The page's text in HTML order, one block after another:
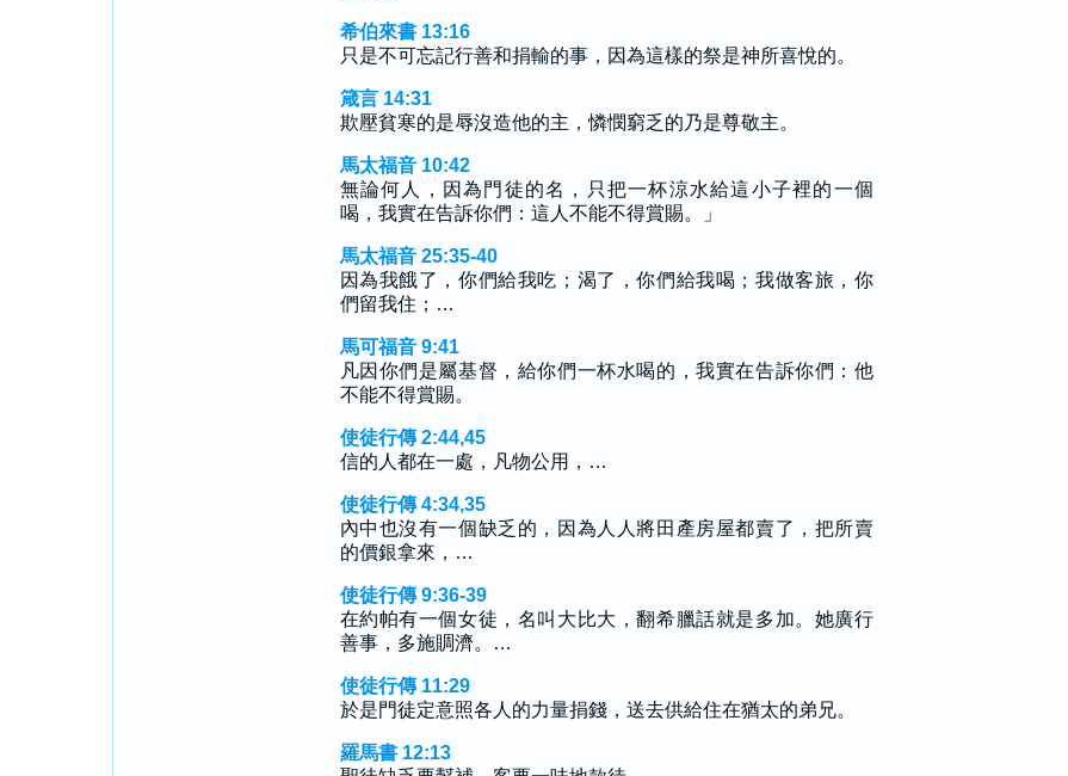
希伯來書 13:16
只是不可忘記行善和捐輸的事，因為這樣的祭是神所喜悅的。
箴言 14:31
欺壓貧寒的是辱沒造他的主，憐憫窮乏的乃是尊敬主。
馬太福音 10:42
無論何人，因為門徒的名，只把一杯涼水給這小子裡的一個
喝，我實在告訴你們：這人不能不得賞賜。」
馬太福音 25:35-40
因為我餓了，你們給我吃；渴了，你們給我喝；我做客旅，你
們留我住；…
馬可福音 9:41
凡因你們是屬基督，給你們一杯水喝的，我實在告訴你們：他
不能不得賞賜。
使徒行傳 2:44,45
信的人都在一處，凡物公用，…
使徒行傳 4:34,35
內中也沒有一個缺乏的，因為人人將田產房屋都賣了，把所賣
的價銀拿來，…
使徒行傳 9:36-39
在約帕有一個女徒，名叫大比大，翻希臘話就是多加。她廣行
善事，多施賙濟。…
使徒行傳 11:29
於是門徒定意照各人的力量捐錢，送去供給住在猶太的弟兄。
羅馬書 12:13